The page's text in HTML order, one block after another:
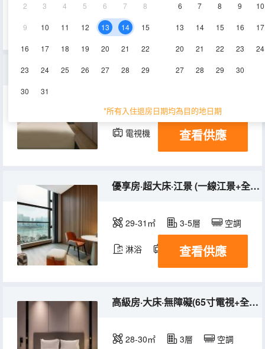
2 3 4 5 6 7 8
9 10 11 12 13 14 15
16 17 18 19 20 21 22
23 24 25 26 27 28 29
30 31
6 7 8 9 10
13 14 15 16 17
20 21 22 23 24
27 28 29 30
*所有入住退房日期均為目的地日期
淋浴
30-32㎡ 7層 空調
電視機 查看供應
優享房·超大床·江景 (一線江景+全屋智能+小冰箱)
29-31㎡ 3-5層 空調
淋浴 電視機 冰箱
查看供應
高級房·大床·無障礙(65寸電視+全屋智能+小冰箱)
28-30㎡ 3層 空調